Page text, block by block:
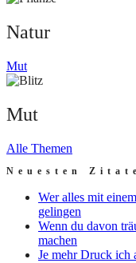
Natur
Mut
Mut
Alle Themen
Neuesten Zitate
Wer alles mit
gelingen
Wenn du davon
machen
Je mehr Druck ich